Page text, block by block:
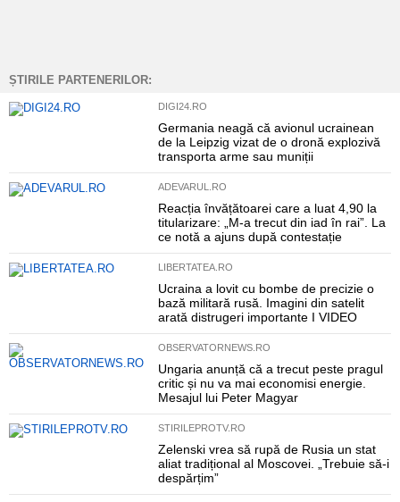
ȘTIRILE PARTENERILOR:
DIGI24.RO
Germania neagă că avionul ucrainean
de la Leipzig vizat de o dronă explozivă
transporta arme sau muniții
ADEVARUL.RO
Reacția învățătoarei care a luat 4,90 la
titularizare: „M-a trecut din iad în rai”. La
ce notă a ajuns după contestație
LIBERTATEA.RO
Ucraina a lovit cu bombe de precizie o
bază militară rusă. Imagini din satelit
arată distrugeri importante I VIDEO
OBSERVATORNEWS.RO
Ungaria anunță că a trecut peste pragul
critic și nu va mai economisi energie.
Mesajul lui Peter Magyar
STIRILEPROTV.RO
Zelenski vrea să rupă de Rusia un stat
aliat tradițional al Moscovei. „Trebuie să-i
despărțim”